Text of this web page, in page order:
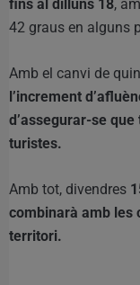
fins al dilluns 18,
42 graus en alguns
Amb el canvi de
l’increment
d’assegurar-se
turistes.
Amb tot, divendres
combinarà amb les
territori.